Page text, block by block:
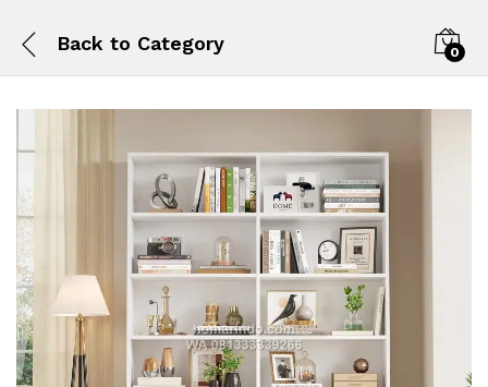
Back to Category 0